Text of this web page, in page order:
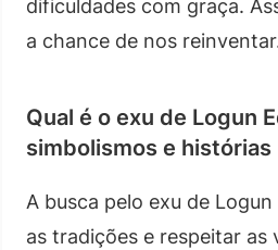
dificuldades com graça.
a chance de nos
Qual é o exu de Logun
simbolismos e histórias
A busca pelo exu de
as tradições e respeitar as